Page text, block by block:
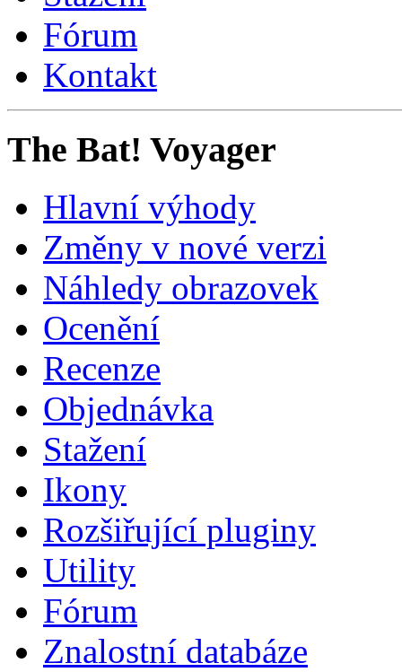
Fórum
Kontakt
The Bat! Voyager
Hlavní výhody
Změny v nové verzi
Náhledy obrazovek
Ocenění
Recenze
Objednávka
Stažení
Ikony
Rozšiřující pluginy
Utility
Fórum
Znalostní databáze